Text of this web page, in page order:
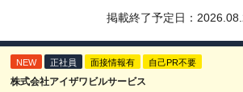
掲載終了予定日：
NEW 正社員 面接情報有 自己PR不要
株式会社アイザワビルサービス